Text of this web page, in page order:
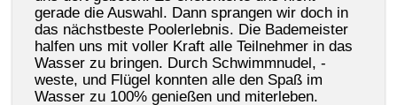
gerade die Auswahl. Dann sprangen wir doch in
das nächstbeste Poolerlebnis. Die Bademeister
halfen uns mit voller Kraft alle Teilnehmer in das
Wasser zu bringen. Durch Schwimmnudel, -
weste, und Flügel konnten alle den Spaß im
Wasser zu 100% genießen und miterleben.